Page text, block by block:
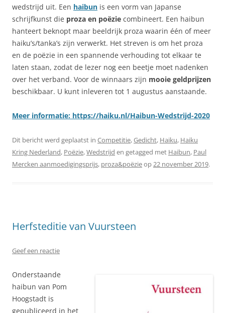
wedstrijd uit. Een haibun is een vorm van Japanse
schrijfkunst die proza en poëzie combineert. Een haibun
hanteert beknopt maar beeldrijk proza waarin één of meer
haiku’s/tanka’s zijn verwerkt. Het streven is om het proza
en de poëzie in een spannende verhouding tot elkaar te
laten staan, zodat de lezer nog een beetje moet nadenken
over het verband. Voor de winnaars zijn mooie geldprijzen
beschikbaar. U kunt inleveren tot 1 augustus aanstaande.
Meer informatie: https://haiku.nl/Haibun-Wedstrijd-2020
Dit bericht werd geplaatst in Competitie,Gedicht, Haiku, Haiku
Kring Nederland, Poëzie,Wedstrijd en getagged met Haibun, Paul
Mercken aanmoedigingsprijs, proza&poëzieop22 november 2019.
Herfsteditie van Vuursteen
Geef een reactie
Onderstaande
haibun van Pom
Hoogstadt is
gepubliceerd in het